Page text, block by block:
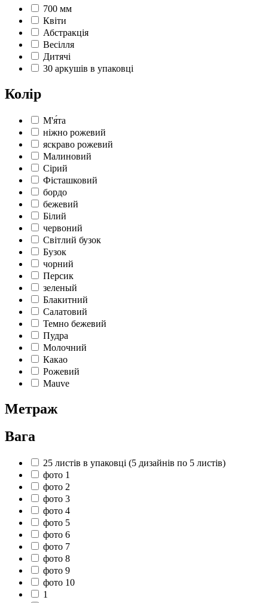
700 мм
Квіти
Абстракція
Весілля
Дитячі
30 аркушів в упаковці
Колір
М'я́та
ніжно рожевий
яскраво рожевий
Малиновий
Сірий
Фісташковий
бордо
бежевий
Білий
червоний
Світлий бузок
Бузок
чорний
Персик
зеленый
Блакитний
Салатовий
Темно бежевий
Пудра
Молочний
Какао
Рожевий
Mauve
Метраж
Вага
25 листів в упаковці (5 дизайнів по 5 листів)
фото 1
фото 2
фото 3
фото 4
фото 5
фото 6
фото 7
фото 8
фото 9
фото 10
1